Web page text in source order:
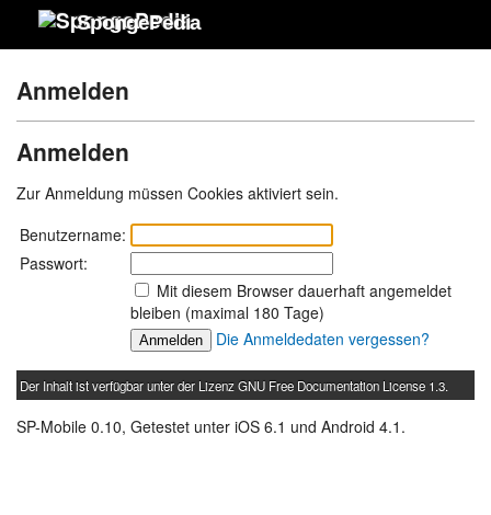
SpongePedia
Anmelden
Anmelden
Zur Anmeldung müssen Cookies aktiviert sein.
Benutzername:
Passwort:
Mit diesem Browser dauerhaft angemeldet
bleiben (maximal 180 Tage)
Die Anmeldedaten vergessen?
Der Inhalt ist verfügbar unter der LizenzGNU Free Documentation License 1.3
SP-Mobile 0.10, Getestet unter iOS 6.1 und Android 4.1.